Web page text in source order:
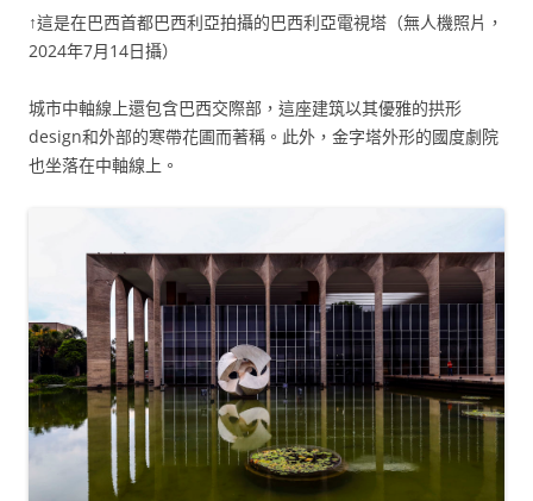
↑這是在巴西首都巴西利亞拍攝的巴西利亞電視塔（無人機照片，
2024年7月14日攝）
城市中軸線上還包含巴西交際部，這座建筑以其優雅的拱形
design和外部的寒帶花圃而著稱。此外，金字塔外形的國度劇院
也坐落在中軸線上。